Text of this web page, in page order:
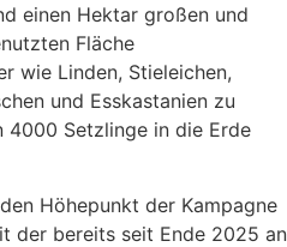
einen Hektar großen und
Fläche
wie Linden, Stieleichen,
und Esskastanien zu
4000 Setzlinge in die Erde
Höhepunkt der Kampagne
der bereits seit Ende 2025 an